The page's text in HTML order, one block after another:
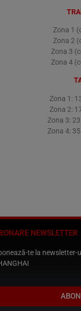
Zona 1
Zona 2
Zona 3
Zona 4
Zona 1:
Zona 2:
Zona 3:
Zona 4:
NEWSLETTER
te la